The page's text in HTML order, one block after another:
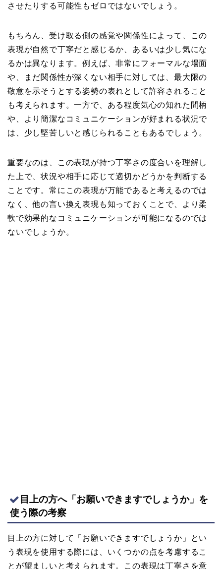
させたりする可能性もゼロではないでしょう。
もちろん、受け取る側の感覚や関係性によって、この
表現が自然で丁寧だと感じるか、あるいは少し気にな
るかは異なります。例えば、非常にフォーマルな場面
や、まだ関係性が深くない相手に対しては、最大限の
敬意を示そうとする姿勢の表れとして許容されること
も考えられます。一方で、ある程度気心の知れた間柄
や、より簡潔なコミュニケーションが好まれる状況で
は、少し堅苦しいと感じられることもあるでしょう。
重要なのは、この表現が持つ丁寧さの度合いを理解し
た上で、状況や相手に応じて適切かどうかを判断する
ことです。常にこの表現が万能であると考えるのでは
なく、他の言い換え表現も知っておくことで、より柔
軟で効果的なコミュニケーションが可能になるのでは
ないでしょうか。
目上の方へ「お願いできますでしょうか」を
使う際の考察
目上の方に対して「お願いできますでしょうか」とい
う表現を使用する際には、いくつかの点を考慮するこ
とが望ましいと考えられます。この表現は丁寧さを意